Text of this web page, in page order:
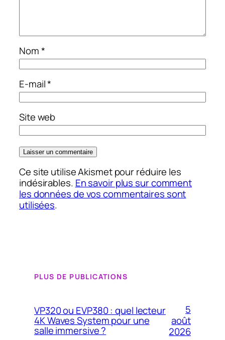
Nom*
E-mail*
Site web
Ce site utilise Akismet pour réduire les
indésirables. En savoir plus sur comment
les données de vos commentaires sont
utilisées.
PLUS DE PUBLICATIONS
VP320 ou EVP380 : quel lecteur
4K Waves System pour une
salle immersive ?
5
août
2026